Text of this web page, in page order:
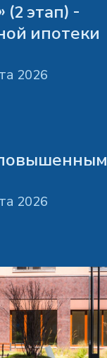
(2 этап) -
ипотеки
2026
повышенным
2026